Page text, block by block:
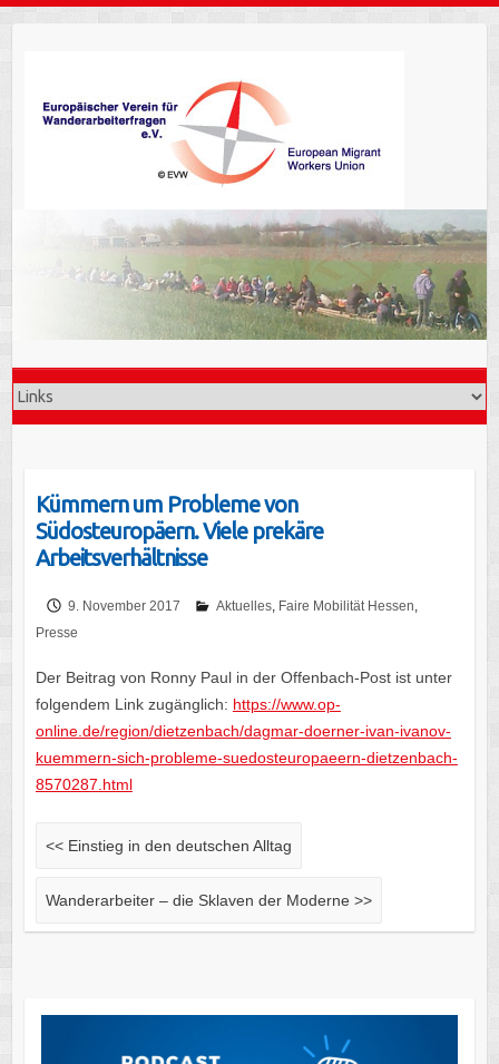
Kümmern um Probleme von
Südosteuropäern. Viele prekäre
Arbeitsverhältnisse
9. November 2017 Aktuelles, Faire Mobilität Hessen,
Presse
Der Beitrag von Ronny Paul in der Offenbach-Post ist unter
folgendem Link zugänglich: https://www.op-
online.de/region/dietzenbach/dagmar-doerner-ivan-ivanov-
kuemmern-sich-probleme-suedosteuropaeern-dietzenbach-
8570287.html
<<Einstieg in den deutschen Alltag
Wanderarbeiter – die Sklaven der Moderne >>